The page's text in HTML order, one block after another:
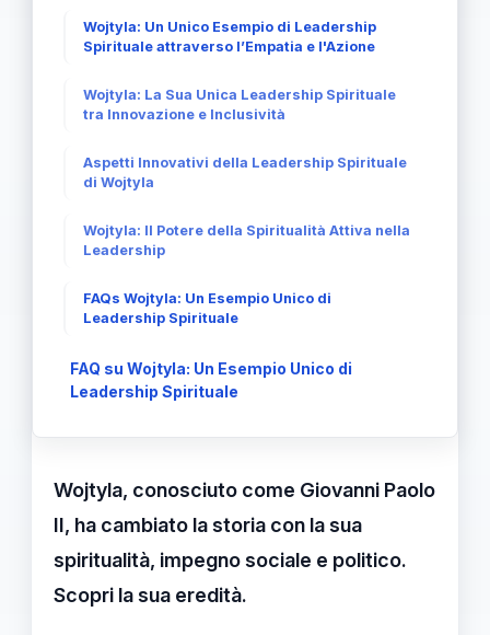
Wojtyla: Un Unico Esempio di Leadership
Spirituale attraverso l’Empatia e l'Azione
Wojtyla: La Sua Unica Leadership Spirituale
tra Innovazione e Inclusività
Aspetti Innovativi della Leadership Spirituale
di Wojtyla
Wojtyla: Il Potere della Spiritualità Attiva nella
Leadership
FAQs Wojtyla: Un Esempio Unico di
Leadership Spirituale
FAQ su Wojtyla: Un Esempio Unico di
Leadership Spirituale
Wojtyla, conosciuto come Giovanni Paolo
II, ha cambiato la storia con la sua
spiritualità, impegno sociale e politico.
Scopri la sua eredità.